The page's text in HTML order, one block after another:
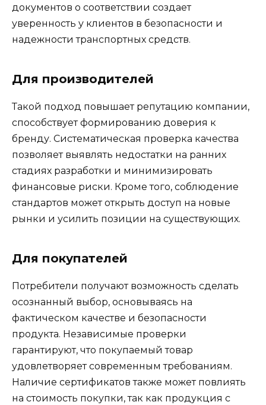
документов о соответствии создает
уверенность у клиентов в безопасности и
надежности транспортных средств.
Для производителей
Такой подход повышает репутацию компании,
способствует формированию доверия к
бренду. Систематическая проверка качества
позволяет выявлять недостатки на ранних
стадиях разработки и минимизировать
финансовые риски. Кроме того, соблюдение
стандартов может открыть доступ на новые
рынки и усилить позиции на существующих.
Для покупателей
Потребители получают возможность сделать
осознанный выбор, основываясь на
фактическом качестве и безопасности
продукта. Независимые проверки
гарантируют, что покупаемый товар
удовлетворяет современным требованиям.
Наличие сертификатов также может повлиять
на стоимость покупки, так как продукция с